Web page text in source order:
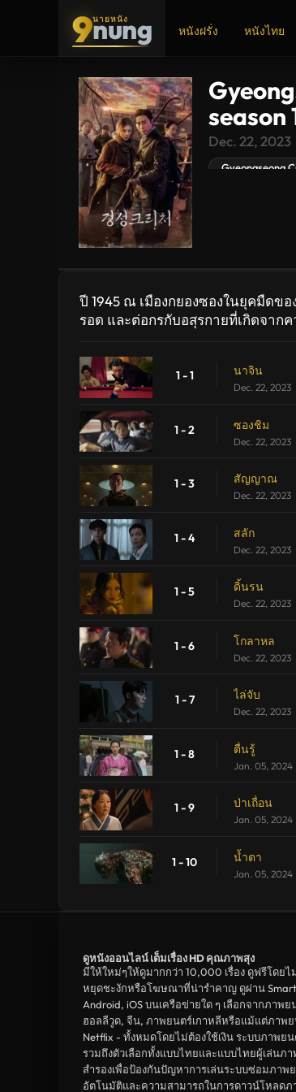
9นายหนัง
nung หนังฝรั่ง หนังไทย
ADS
season
Dec. 22, 2023
Gyeongseong
ปี 1945 ณ เมืองกยองซองในยุคมืด
รอด และต่อกรกับอสุรกายที่เกิดจาก
1 - 1 นาจิน
Dec. 22, 2023
1 - 2 ซองชิม
Dec. 22, 2023
1 - 3 สัญญาณ
Dec. 22, 2023
1 - 4 สลัก
Dec. 22, 2023
1 - 5 ดิ้นรน
Dec. 22, 2023
1 - 6 โกลาหล
Dec. 22, 2023
1 - 7 ไล่จับ
Dec. 22, 2023
1 - 8 ตื่นรู้
Jan. 05, 2024
1 - 9 ป่าเถื่อน
Jan. 05, 2024
1 - 10 น้ำตา
Jan. 05, 2024
ดูหนังออนไลน์ เต็มเรื่อง HD คุณภาพสุง
มีให้ใหม่ๆให้ดูมากกว่า 10,000 เรื่อง ดูฟรีโดยไ
หยุดชะงักหรือโฆษณาที่น่ารำคาญ ดูผ่าน Smart
Android, iOS บนเครือข่ายใด ๆ เลือกจากภาพย
ฮอลลีวูด, จีน, ภาพยนตร์เกาหลีหรือแม้แต่ภาพ
Netflix - ทั้งหมดโดยไม่ต้องใช้เงิน ระบบภาพยน
รวมถึงตัวเลือกทั้งแบบไทยและแบบไทยผู้เล่นภ
สำรองเพื่อป้องกันปัญหาการเล่นระบบซ่อมภาพ
อัตโนมัติและความสามารถในการดาวน์โหลด